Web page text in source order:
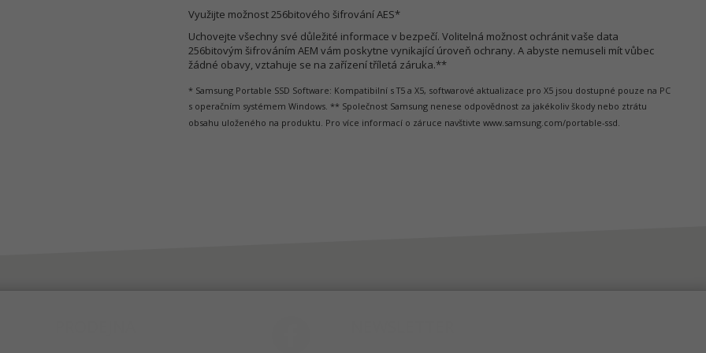
Využijte možnost 256bitového šifrování AES*
Uchovejte všechny své důležité informace v bezpečí. Volitelná možnost ochránit vaše data
256bitovým šifrováním AEM vám poskytne vynikající úroveň ochrany. A abyste nemuseli mít vůbec
žádné obavy, vztahuje se na zařízení tříletá záruka.**
* Samsung Portable SSD Software: Kompatibilní s T5 a X5, softwarové aktualizace pro X5 jsou dostupné pouze na PC
s operačním systémem Windows. ** Společnost Samsung nenese odpovědnost za jakékoliv škody nebo ztrátu
obsahu uloženého na produktu. Pro více informací o záruce navštivte www.samsung.com/portable-ssd.